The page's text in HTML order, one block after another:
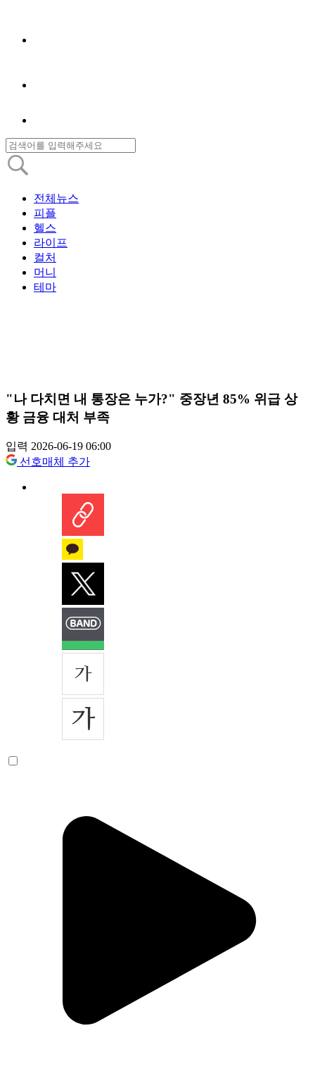
전체뉴스
피플
헬스
라이프
컬처
머니
테마
"나 다치면 내 통장은 누가?" 중장년 85% 위급 상
황 금융 대처 부족
입력 2026-06-19 06:00
선호매체 추가